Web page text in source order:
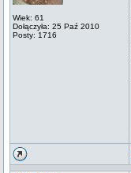
Wiek: 61
Dołączyła: 25 Paź 2010
Posty: 1716